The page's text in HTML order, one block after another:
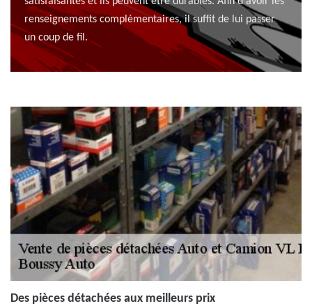
renseignements complémentaires, il suffit de lui passer
un coup de fil.
Des pièces détachées aux meilleurs prix